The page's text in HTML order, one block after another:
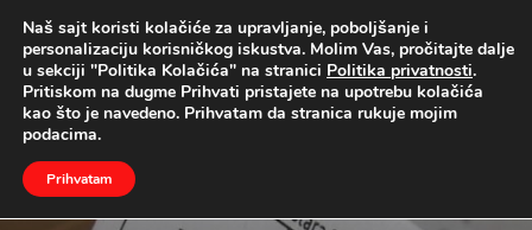
UŽIVO
Naslovna Vesti Društvo
Naš sajt koristi kolačiće za upravljanje, poboljšanje i
personalizaciju korisničkog iskustva. Molim Vas, pročitajte dalje
u sekciji "Politika Kolačića" na stranici Politika privatnosti.
Pritiskom na dugme Prihvati pristajete na upotrebu kolačića
kao što je navedeno. Prihvatam da stranica rukuje mojim
podacima.
Prihvatam